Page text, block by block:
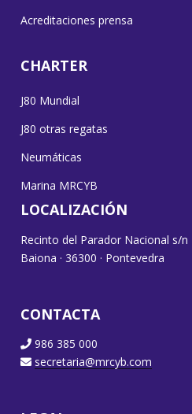
Acreditaciones prensa
CHARTER
J80 Mundial
J80 otras regatas
Neumáticas
Marina MRCYB
LOCALIZACIÓN
Recinto del Parador Nacional s/n
Baiona · 36300 · Pontevedra
CONTACTA
986 385 000
secretaria@mrcyb.com